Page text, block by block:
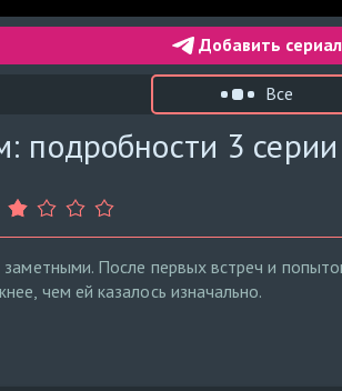
Добавить сериал
Все
подробности 3 серии
заметными. После первых встреч и
чем ей казалось изначально.